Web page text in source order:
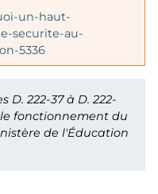
un-haut-
securite-au-
5336
D. 222-37 à D. 222-
le fonctionnement du
de l'Éducation